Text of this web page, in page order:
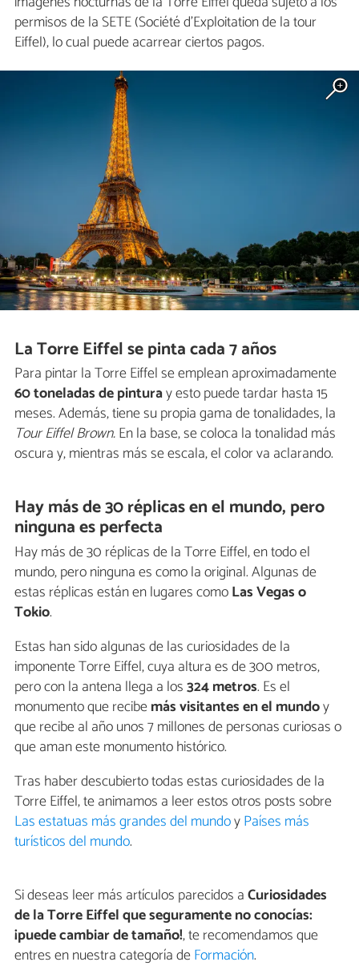
permisos de la SETE (Société d’Exploitation de la tour
Eiffel), lo cual puede acarrear ciertos pagos.
La Torre Eiffel se pinta cada 7 años
Para pintar la Torre Eiffel se emplean aproximadamente
60 toneladas de pinturay esto puede tardar hasta 15
meses. Además, tiene su propia gama de tonalidades, la
Tour Eiffel Brown.En la base, se coloca la tonalidad más
oscura y, mientras más se escala, el color va aclarando.
Hay más de 30 réplicas en el mundo, pero
ninguna es perfecta
Hay más de 30 réplicas de la Torre Eiffel, en todo el
mundo, pero ninguna es como la original. Algunas de
estas réplicas están en lugares comoLas Vegas o
Tokio.
Estas han sido algunas de las curiosidades de la
imponente Torre Eiffel, cuya altura es de 300 metros,
pero con la antena llega a los324 metros. Es el
monumento que recibemás visitantes en el mundoy
que recibe al año unos 7 millones de personas curiosas o
que aman este monumento histórico.
Tras haber descubierto todas estas curiosidades de la
Torre Eiffel, te animamos a leer estos otros posts sobre
Las estatuas más grandes del mundoyPaíses más
turísticos del mundo.
Si deseas leer más artículos parecidos aCuriosidades
de la Torre Eiffel que seguramente no conocías:
¡puede cambiar de tamaño!, te recomendamos que
entres en nuestra categoría deFormación.